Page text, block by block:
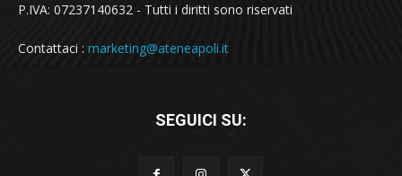
P.IVA: 07237140632 - Tutti i diritti sono riservati
Contattaci : marketing@ateneapoli.it
SEGUICI SU: